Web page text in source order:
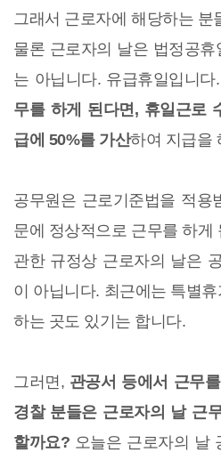
그래서 근로자에 해당하는 분
물론 근로자의 날은 법정공
는 아닙니다. 유급휴일입니다
무를 하게 된다면, 휴일근로
급에 50%를 가산하여 지급을
공무원은 근로기준법을 적용
문에 정상적으로 근무를 하게
관한 규정상 근로자의 날은
이 아닙니다. 최근에는 특별
하는 곳도 있기는 합니다.
그러면, 관공서 등에서 근무
경찰 분들은 근로자의 날 근
할까요? 오늘은 근로자의 날